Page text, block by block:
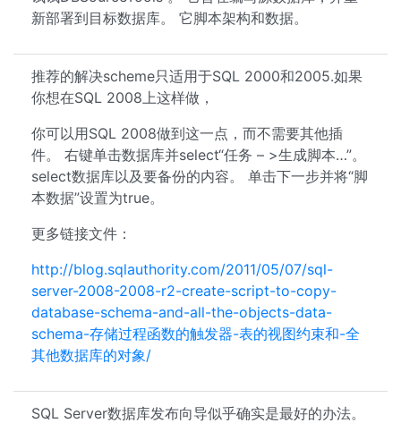
新部署到目标数据库。 它脚本架构和数据。
推荐的解决scheme只适用于SQL 2000和2005.如果
你想在SQL 2008上这样做，
你可以用SQL 2008做到这一点，而不需要其他插
件。 右键单击数据库并select“任务 – >生成脚本…”。
select数据库以及要备份的内容。 单击下一步并将“脚
本数据”设置为true。
更多链接文件：
http://blog.sqlauthority.com/2011/05/07/sql-
server-2008-2008-r2-create-script-to-copy-
database-schema-and-all-the-objects-data-
schema-存储过程函数的触发器-表的视图约束和-全
其他数据库的对象/
SQL Server数据库发布向导似乎确实是最好的办法。